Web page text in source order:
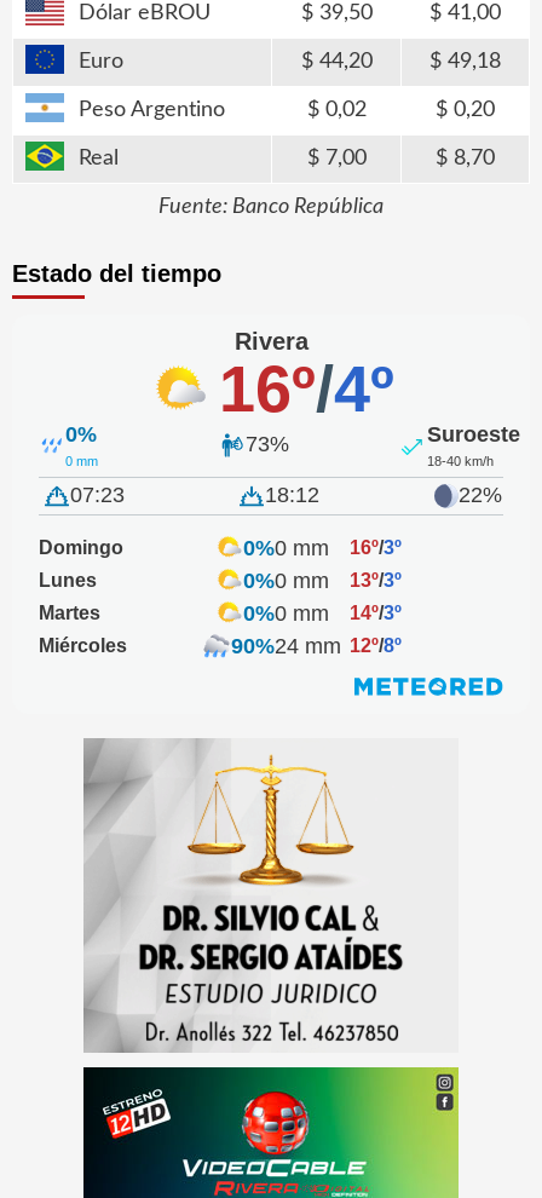
Dólar eBROU 39,50 41,00
Euro 44,20 49,18
Peso Argentino 0,02 0,20
Real 7,00 8,70
Fuente: Banco República
Estado del tiempo
Rivera
16º/4º
0%
0 mm
73% Suroeste
18-40 km/h
07:23 18:12 22%
Domingo 0%0 mm 16º/3º
Lunes
0%0 mm 13º/3º
Martes
0%0 mm 14º/3º
Miércoles
90%24 mm 12º/8º